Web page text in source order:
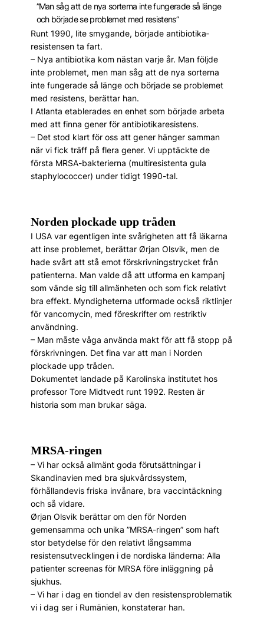
”Man såg att de nya sorterna inte fungerade så länge
och började se problemet med resistens”
Runt 1990, lite smygande, började antibiotika­
resistensen ta fart.
– Nya antibiotika kom nästan varje år. Man följde
inte problemet, men man såg att de nya sorterna
inte fungerade så länge och började se problemet
med resistens, berättar han.
I Atlanta etablerades en enhet som började arbeta
med att finna gener för antibiotikaresistens.
– Det stod klart för oss att gener hänger samman
när vi fick träff på flera gener. Vi upptäckte de
första MRSA-bakterierna (multiresistenta gula
staphylococcer) under tidigt 1990-tal.
Norden plockade upp tråden
I USA var egentligen inte svårigheten att få läkarna
att inse problemet, berättar Ørjan Olsvik, men de
hade svårt att stå emot förskrivningstrycket från
patienterna. Man valde då att utforma en kampanj
som vände sig till allmänheten och som fick relativt
bra effekt. Myndigheterna utformade också riktlinjer
för vancomycin, med före­skrifter om restriktiv
användning.
– Man måste våga använda makt för att få stopp på
förskrivningen. Det fina var att man i Norden
plockade upp tråden.
Dokumentet landade på Karolinska institutet hos
professor Tore Midtvedt runt 1992. Resten är
historia som man brukar säga.
MRSA-ringen
– Vi har också allmänt goda förutsättningar i
Skandinavien med bra sjukvårdssystem,
förhållandevis friska invånare, bra vaccintäckning
och så vidare.
Ørjan Olsvik berättar om den för Norden
gemensamma och unika ”MRSA-ringen” som haft
stor betydelse för den relativt långsamma
resistensutvecklingen i de nordiska länderna: Alla
pati­enter screenas för MRSA före inläggning på
sjukhus.
– Vi har i dag en tiondel av den resistensproblematik
vi i dag ser i Rumänien, konstaterar han.